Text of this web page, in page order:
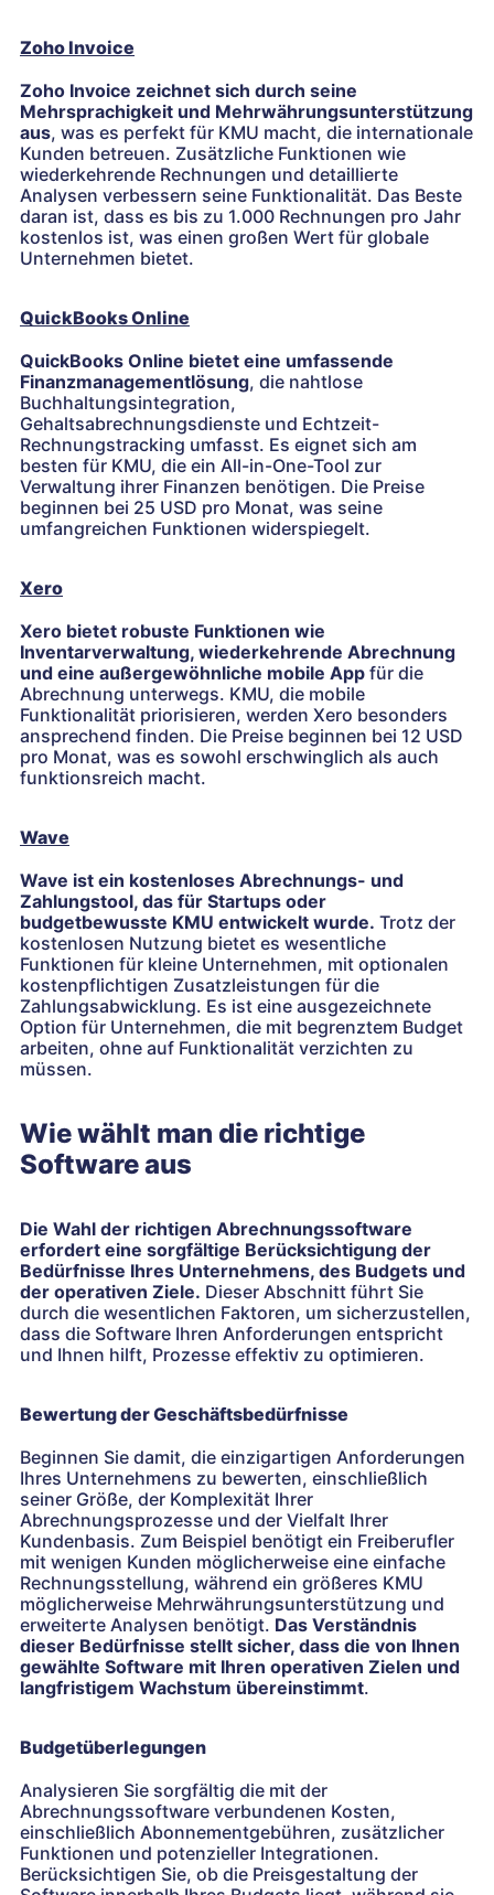
Zoho Invoice
Zoho Invoice zeichnet sich durch seine
Mehrsprachigkeit und Mehrwährungsunterstützung
aus, was es perfekt für KMU macht, die internationale
Kunden betreuen. Zusätzliche Funktionen wie
wiederkehrende Rechnungen und detaillierte
Analysen verbessern seine Funktionalität. Das Beste
daran ist, dass es bis zu 1.000 Rechnungen pro Jahr
kostenlos ist, was einen großen Wert für globale
Unternehmen bietet.
QuickBooks Online
QuickBooks Online bietet eine umfassende
Finanzmanagementlösung, die nahtlose
Buchhaltungsintegration,
Gehaltsabrechnungsdienste und Echtzeit-
Rechnungstracking umfasst. Es eignet sich am
besten für KMU, die ein All-in-One-Tool zur
Verwaltung ihrer Finanzen benötigen. Die Preise
beginnen bei 25 USD pro Monat, was seine
umfangreichen Funktionen widerspiegelt.
Xero
Xero bietet robuste Funktionen wie
Inventarverwaltung, wiederkehrende Abrechnung
und eine außergewöhnliche mobile App für die
Abrechnung unterwegs. KMU, die mobile
Funktionalität priorisieren, werden Xero besonders
ansprechend finden. Die Preise beginnen bei 12 USD
pro Monat, was es sowohl erschwinglich als auch
funktionsreich macht.
Wave
Wave ist ein kostenloses Abrechnungs- und
Zahlungstool, das für Startups oder
budgetbewusste KMU entwickelt wurde. Trotz der
kostenlosen Nutzung bietet es wesentliche
Funktionen für kleine Unternehmen, mit optionalen
kostenpflichtigen Zusatzleistungen für die
Zahlungsabwicklung. Es ist eine ausgezeichnete
Option für Unternehmen, die mit begrenztem Budget
arbeiten, ohne auf Funktionalität verzichten zu
müssen.
Wie wählt man die richtige
Software aus
Die Wahl der richtigen Abrechnungssoftware
erfordert eine sorgfältige Berücksichtigung der
Bedürfnisse Ihres Unternehmens, des Budgets und
der operativen Ziele. Dieser Abschnitt führt Sie
durch die wesentlichen Faktoren, um sicherzustellen,
dass die Software Ihren Anforderungen entspricht
und Ihnen hilft, Prozesse effektiv zu optimieren.
Bewertung der Geschäftsbedürfnisse
Beginnen Sie damit, die einzigartigen Anforderungen
Ihres Unternehmens zu bewerten, einschließlich
seiner Größe, der Komplexität Ihrer
Abrechnungsprozesse und der Vielfalt Ihrer
Kundenbasis. Zum Beispiel benötigt ein Freiberufler
mit wenigen Kunden möglicherweise eine einfache
Rechnungsstellung, während ein größeres KMU
möglicherweise Mehrwährungsunterstützung und
erweiterte Analysen benötigt. Das Verständnis
dieser Bedürfnisse stellt sicher, dass die von Ihnen
gewählte Software mit Ihren operativen Zielen und
langfristigem Wachstum übereinstimmt.
Budgetüberlegungen
Analysieren Sie sorgfältig die mit der
Abrechnungssoftware verbundenen Kosten,
einschließlich Abonnementgebühren, zusätzlicher
Funktionen und potenzieller Integrationen.
Berücksichtigen Sie, ob die Preisgestaltung der